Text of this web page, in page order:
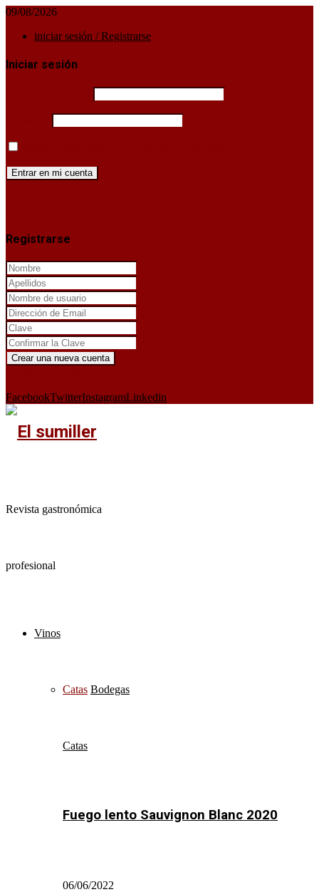
09/08/2026
iniciar sesión / Registrarse
Iniciar sesión
Registrarse
FacebookTwitterInstagramLinkedin
Revista gastronómica
profesional
Vinos
Catas Bodegas
Catas
Fuego lento Sauvignon Blanc 2020
06/06/2022